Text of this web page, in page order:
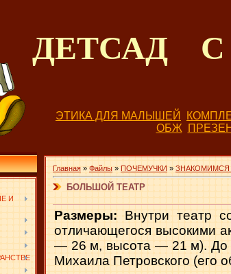
ДЕТСАД
ЭТИКА ДЛЯ МАЛЫШЕЙ
ОБЖ
И
Главная » Файлы » ПОЧЕМУЧКИ »
БОЛЬШОЙ ТЕАТР
Размеры: Внутри театр
отличающегося высокими
— 26 м, высота — 21 м). До
Михаила Петровского (его